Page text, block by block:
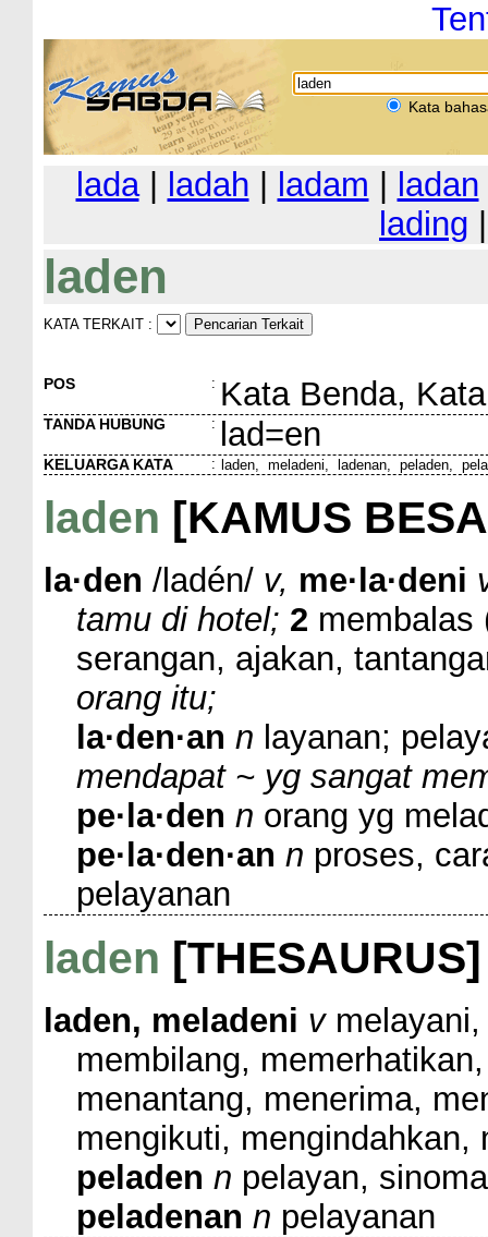
Kata
lada| ladah ladam ladan
lading
laden
KATA TERKAIT :
POS : Kata Benda,
TANDA HUBUNG : lad=en
KELUARGA KATA : laden, meladeni, ladenan, peladen,
laden [KAMUS
la·den /ladén/ v, me·la·deni
tamu di hotel; 2 membalas
serangan, ajakan,
orang itu;
la·den·an n layanan;
mendapat ~ yg sangat
pe·la·den n orang yg
pe·la·den·an n proses,
pelayanan
laden [THESAURUS]
laden, meladeni vmelayani,
membilang,
menantang, menerima,
mengikuti,
peladen n pelayan,
peladenan n pelayanan